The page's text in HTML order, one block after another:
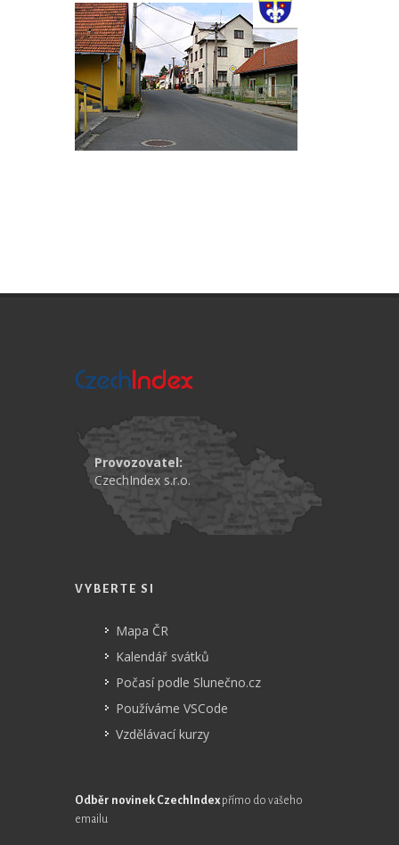
Provozovatel:
CzechIndex s.r.o.
VYBERTE SI
Mapa ČR
Kalendář svátků
Počasí podle Slunečno.cz
Používáme VSCode
Vzdělávací kurzy
Odběr novinek CzechIndex přímo do vašeho
emailu